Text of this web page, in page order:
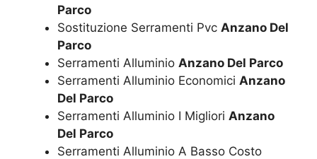
Parco
Sostituzione Serramenti Pvc Anzano Del
Parco
Serramenti Alluminio Anzano Del Parco
Serramenti Alluminio Economici Anzano
Del Parco
Serramenti Alluminio I Migliori Anzano
Del Parco
Serramenti Alluminio A Basso Costo